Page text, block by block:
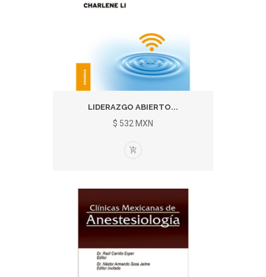
LIDERAZGO ABIERTO...
$ 532 MXN